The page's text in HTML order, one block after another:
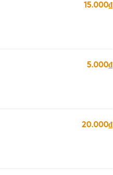
15.000₫
5.000₫
20.000₫